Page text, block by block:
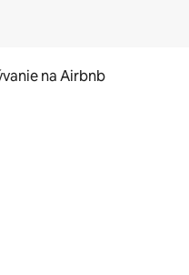
na Airbnb